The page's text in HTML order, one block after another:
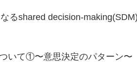
るshared decision-
いて①〜意思決定のパターン〜